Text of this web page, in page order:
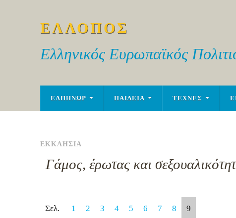
ΕΛΛΟΠΟΣ
Ελληνικός Ευρωπαϊκός
ΕΛΠΗΝΩΡ ΠΑΙΔΕΙΑ ΤΕΧΝΕΣ
ΕΚΚΛΗΣΙΑ
Γάμος, έρωτας και
Σελ. 1 2 3 4 5 6 7 8 9